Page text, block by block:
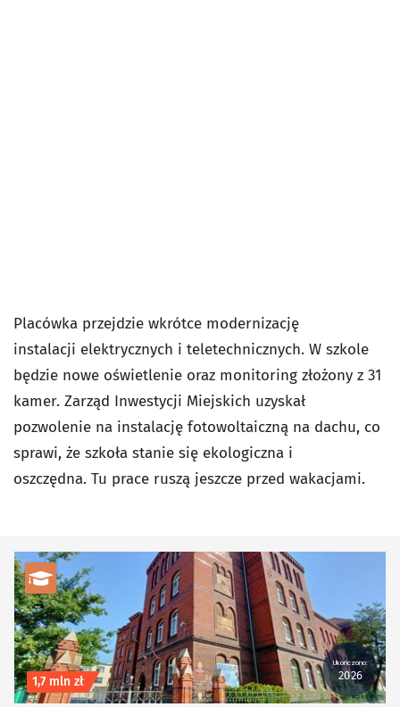
Placówka przejdzie wkrótce modernizację
instalacji elektrycznych i teletechnicznych. W szkole
będzie nowe oświetlenie oraz monitoring złożony z 31
kamer. Zarząd Inwestycji Miejskich uzyskał
pozwolenie na instalację fotowoltaiczną na dachu, co
sprawi, że szkoła stanie się ekologiczna i
oszczędna. Tu prace ruszą jeszcze przed wakacjami.
kategoria Edukacja i kultura
Ukończono:
2026
Koszt inwestycji
1,7 mln zł